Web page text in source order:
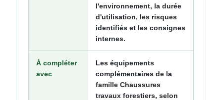
l'environnement, la durée
d'utilisation, les risques
identifiés et les consignes
internes.
À compléter
avec
Les équipements
complémentaires de la
famille Chaussures
travaux forestiers, selon